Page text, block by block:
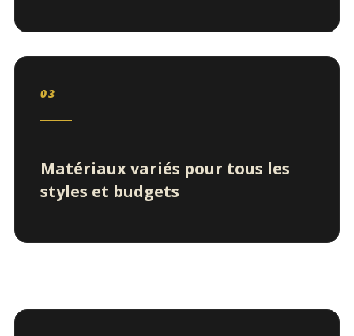
03
Matériaux variés pour tous les
styles et budgets